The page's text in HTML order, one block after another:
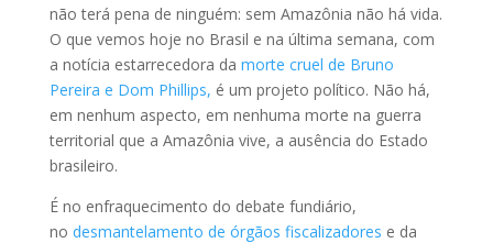
não terá pena de ninguém: sem Amazônia não há vida.
O que vemos hoje no Brasil e na última semana, com
a notícia estarrecedora da morte cruel de Bruno
Pereira e Dom Phillips, é um projeto político. Não há,
em nenhum aspecto, em nenhuma morte na guerra
territorial que a Amazônia vive, a ausência do Estado
brasileiro.
É no enfraquecimento do debate fundiário,
no desmantelamento de órgãos fiscalizadores e da